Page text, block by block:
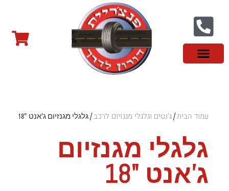
עמוד הבית/ג'נטים וגלגלי מגנזיום לרכב/ גלגלי מגנזיום ג'אנט "18
גלגלי מגנזיום
ג'אנט "18